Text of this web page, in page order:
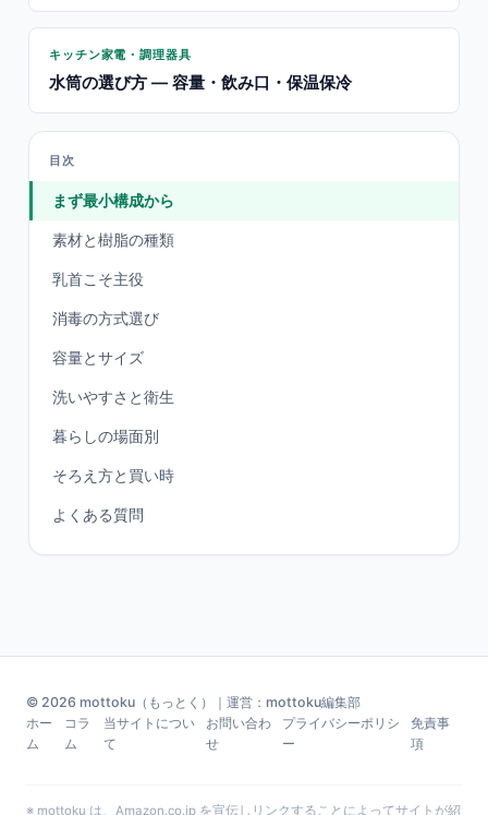
キッチン家電・調理器具
水筒の選び方 — 容量・飲み口・保温保冷
目次
まず最小構成から
素材と樹脂の種類
乳首こそ主役
消毒の方式選び
容量とサイズ
洗いやすさと衛生
暮らしの場面別
そろえ方と買い時
よくある質問
© 2026 mottoku（もっとく）｜運営：mottoku編集部
ホー
ム
コラ
ム
当サイトについ
て
お問い合わ
せ
プライバシーポリシ
ー
免責事
項
※ mottoku は、Amazon.co.jp を宣伝しリンクすることによってサイトが紹